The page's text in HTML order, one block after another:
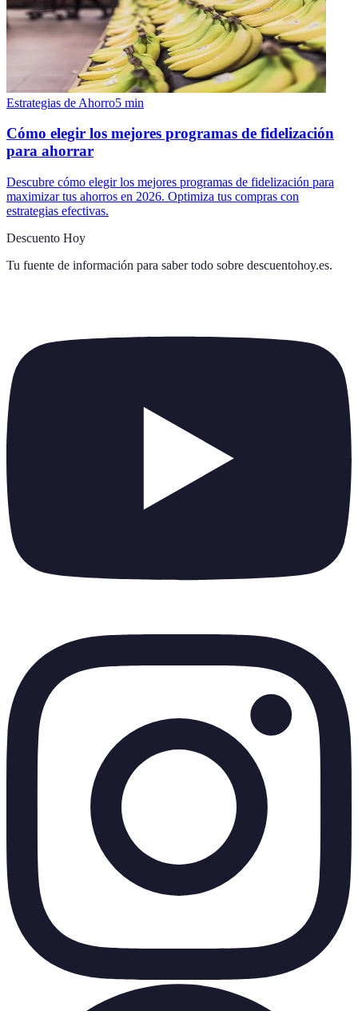
Estrategias de Ahorro5 min
Cómo elegir los mejores programas de fidelización
para ahorrar
Descubre cómo elegir los mejores programas de fidelización para
maximizar tus ahorros en 2026. Optimiza tus compras con
estrategias efectivas.
Descuento Hoy
Tu fuente de información para saber todo sobre descuentohoy.es.